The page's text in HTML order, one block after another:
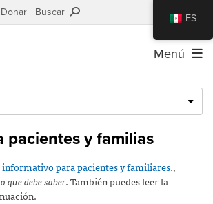
Donar Buscar
Menú
pacientes y familias
para pacientes y familiares.,
que debe saber. También puedes leer la
ES